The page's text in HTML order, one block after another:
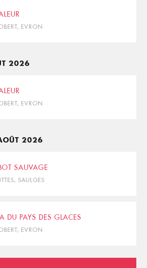
EVRON
2026
EVRON
2026
SAUVAGE
SAULGES
DU PAYS DES GLACES
EVRON